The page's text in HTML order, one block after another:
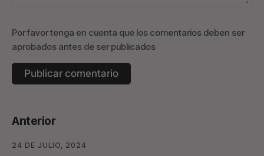
Por favor tenga en cuenta que los comentarios deben ser
aprobados antes de ser publicados
Anterior
24 DE JULIO, 2024